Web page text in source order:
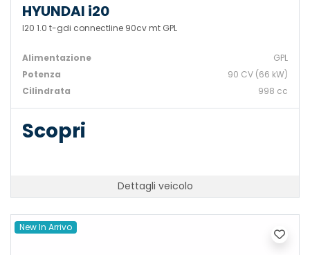
HYUNDAI i20
I20 1.0 t-gdi connectline 90cv mt GPL
Alimentazione
GPL
Potenza
90 CV (66 kW)
Cilindrata
998 cc
Scopri
Dettagli veicolo
New In Arrivo